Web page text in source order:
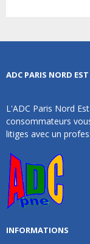
ADC PARIS NORD EST
L'ADC Paris Nord
consommateurs
litiges avec un
INFORMATIONS